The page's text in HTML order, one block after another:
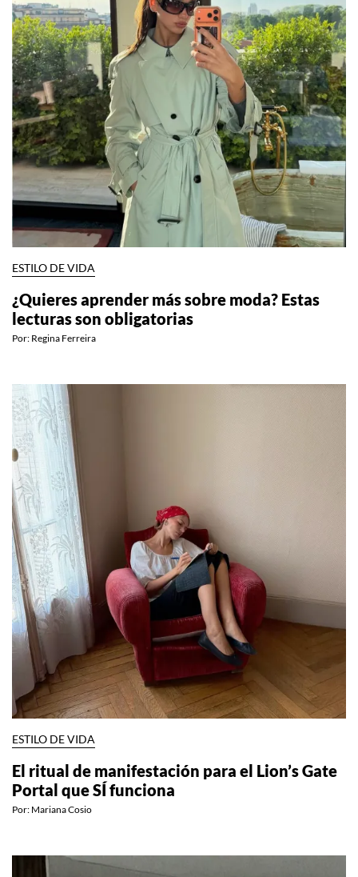
ESTILO DE VIDA
¿Quieres aprender más sobre moda? Estas
lecturas son obligatorias
Por: Regina Ferreira
ESTILO DE VIDA
El ritual de manifestación para el Lion’s Gate
Portal que SÍ funciona
Por: Mariana Cosio